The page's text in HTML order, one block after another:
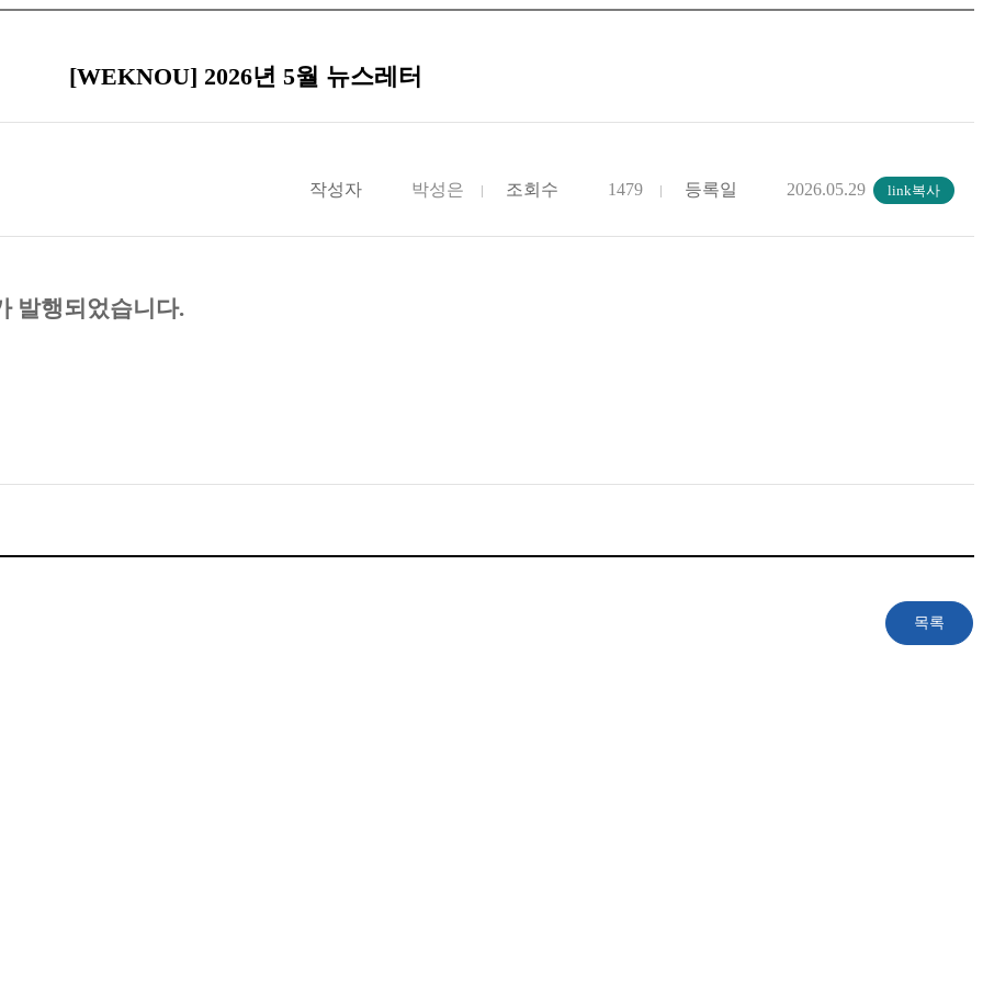
[WEKNOU] 2026년 5월 뉴스레터
작성자 박성은 조회수 1479 등록일 2026.05.29
발행되었습니다.